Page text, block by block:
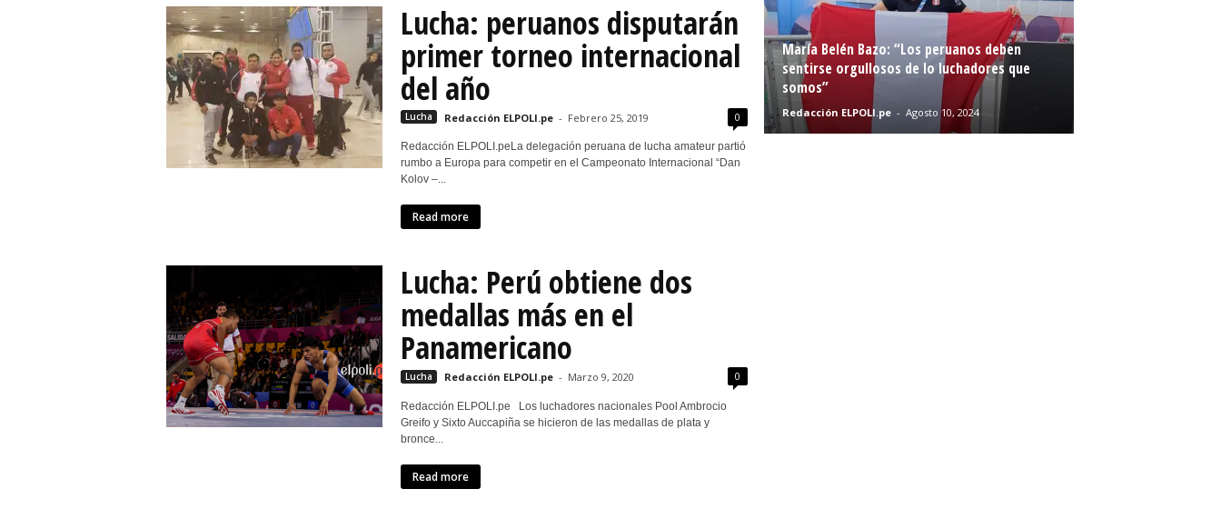
Lucha: peruanos disputarán
primer torneo internacional
del año
Lucha Redacción ELPOLI.pe - Febrero 25, 2019 0
Redacción ELPOLI.peLa delegación peruana de lucha amateur partió
rumbo a Europa para competir en el Campeonato Internacional “Dan
Kolov –...
Read more
Lucha: Perú obtiene dos
medallas más en el
Panamericano
Lucha Redacción ELPOLI.pe - Marzo 9, 2020 0
Redacción ELPOLI.pe Los luchadores nacionales Pool Ambrocio
Greifo y Sixto Auccapiña se hicieron de las medallas de plata y
bronce...
Read more
María Belén Bazo: “Los peruanos deben
sentirse orgullosos de lo luchadores que
somos”
Redacción ELPOLI.pe - Agosto 10, 2024